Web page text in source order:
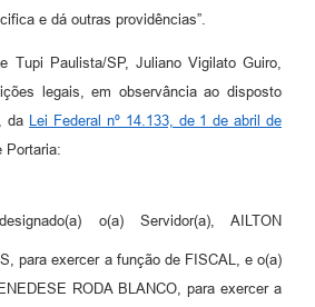
e dá outras providências”.
Tupi Paulista/SP, Juliano Vigilato Guiro,
legais, em observância ao disposto
da
Lei Federal nº 14.133, de 1 de abril de
Portaria:
o(a) Servidor(a), AILTON
para exercer a função de FISCAL, e o(a)
RODA BLANCO, para exercer a